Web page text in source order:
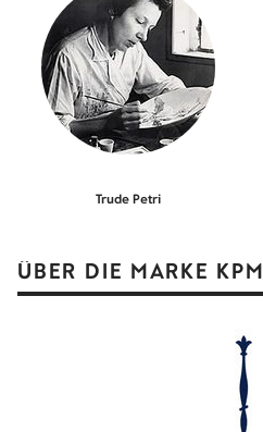
Trude Petri
ÜBER DIE MARKE KPM